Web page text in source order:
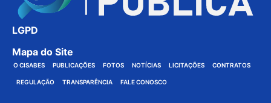
LGPD
Mapa do Site
O CISABES PUBLICAÇÕES FOTOS NOTÍCIAS LICITAÇÕES CONTRATOS
REGULAÇÃO TRANSPARÊNCIA FALE CONOSCO